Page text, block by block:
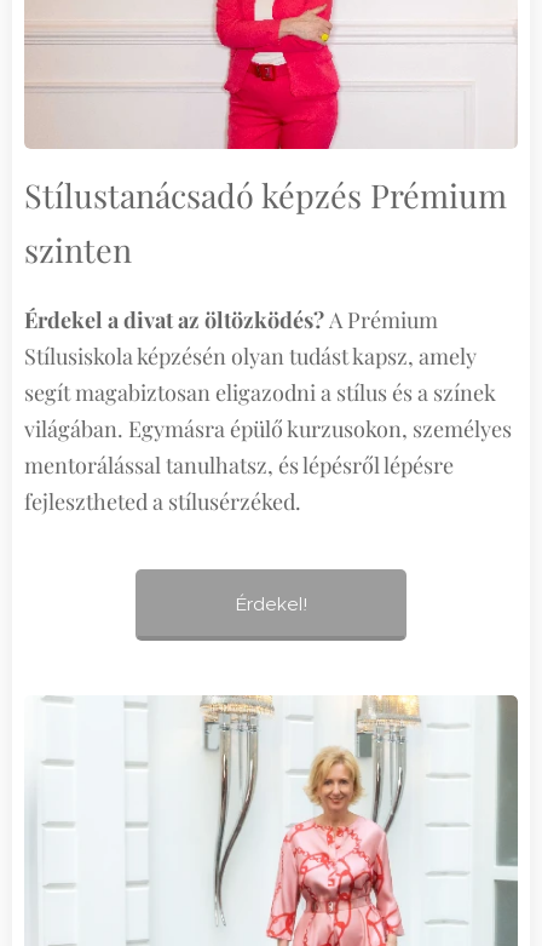
Stílustanácsadó képzés Prémium
szinten
Érdekel a divat az öltözködés? A Prémium
Stílusiskola képzésén olyan tudást kapsz, amely
segít magabiztosan eligazodni a stílus és a színek
világában. Egymásra épülő kurzusokon, személyes
mentorálással tanulhatsz, és lépésről lépésre
fejlesztheted a stílusérzéked.
Érdekel!